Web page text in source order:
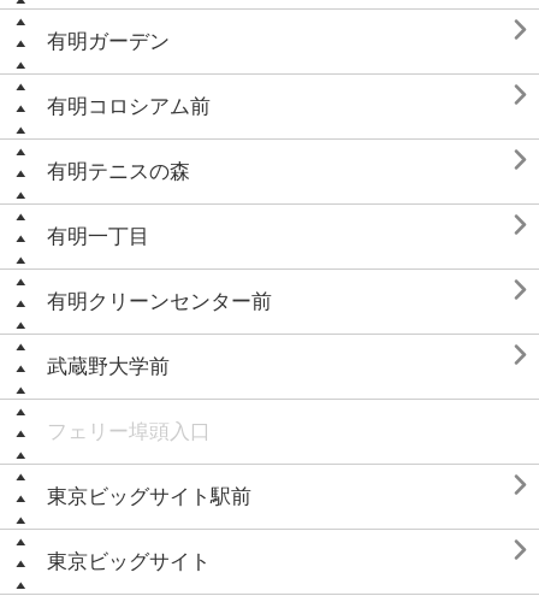
有明ガーデン 
有明コロシアム前 
有明テニスの森 
有明一丁目 
有明クリーンセンター前 
武蔵野大学前 
フェリー埠頭入口
東京ビッグサイト駅前 
東京ビッグサイト 